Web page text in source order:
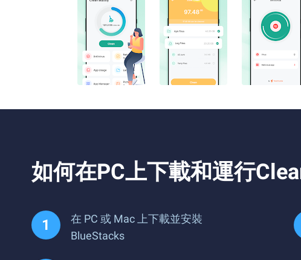
如何在PC上下載和運行
在 PC 或 Mac 上下載並安裝
BlueStacks